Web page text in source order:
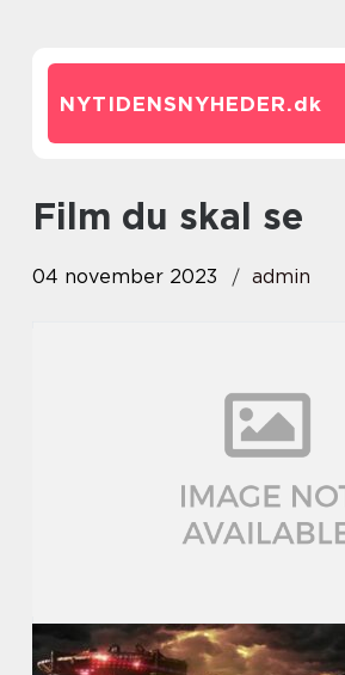
NYTIDENSNYHEDER.dk
film du skal se
04 november 2023 admin